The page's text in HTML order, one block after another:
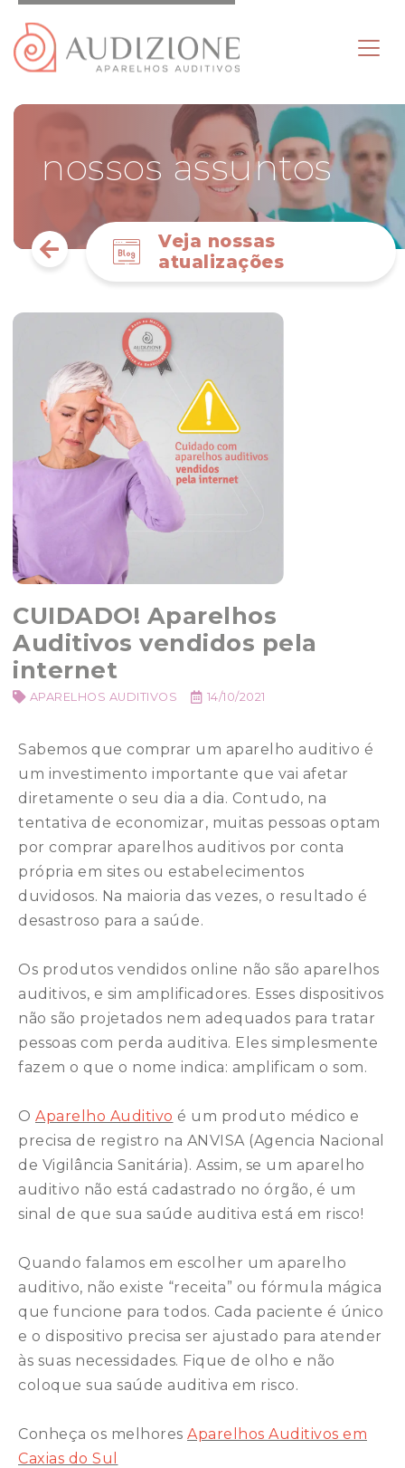
nossos assuntos
Veja nossas
atualizações
CUIDADO! Aparelhos
Auditivos vendidos pela
internet
APARELHOS AUDITIVOS 14/10/2021
Sabemos que comprar um aparelho auditivo é
um investimento importante que vai afetar
diretamente o seu dia a dia. Contudo, na
tentativa de economizar, muitas pessoas optam
por comprar aparelhos auditivos por conta
própria em sites ou estabelecimentos
duvidosos. Na maioria das vezes, o resultado é
desastroso para a saúde. ⠀
Os produtos vendidos online não são aparelhos
auditivos, e sim amplificadores. Esses dispositivos
não são projetados nem adequados para tratar
pessoas com perda auditiva. Eles simplesmente
fazem o que o nome indica: amplificam o som. ⠀
O Aparelho Auditivo é um produto médico e
precisa de registro na ANVISA (Agencia Nacional
de Vigilância Sanitária). Assim, se um aparelho
auditivo não está cadastrado no órgão, é um
sinal de que sua saúde auditiva está em risco! ⠀
Quando falamos em escolher um aparelho
auditivo, não existe “receita” ou fórmula mágica
que funcione para todos. Cada paciente é único
e o dispositivo precisa ser ajustado para atender
às suas necessidades. Fique de olho e não
coloque sua saúde auditiva em risco. ⠀
Conheça os melhores Aparelhos Auditivos em
Caxias do Sul